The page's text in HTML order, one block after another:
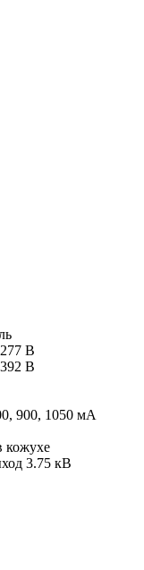
В
В
900, 1050 мА
кожухе
3.75 кВ